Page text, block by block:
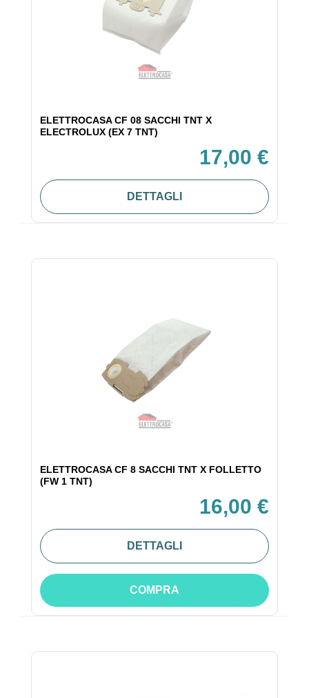
ELETTROCASA CF 08 SACCHI TNT X
ELECTROLUX (EX 7 TNT)
17,00 €
DETTAGLI
ELETTROCASA CF 8 SACCHI TNT X FOLLETTO
(FW 1 TNT)
16,00 €
DETTAGLI
COMPRA